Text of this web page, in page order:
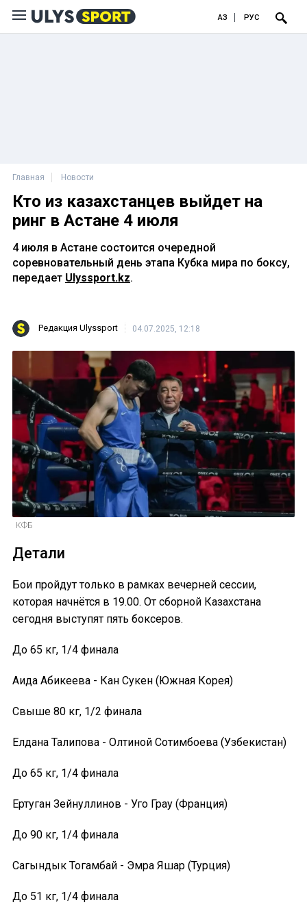
ҚАЗ РУС
Главная Новости
Кто из казахстанцев выйдет на
ринг в Астане 4 июля
4 июля в Астане состоится очередной
соревновательный день этапа Кубка мира по боксу,
передает Ulyssport.kz.
Редакция Ulyssport 04.07.2025, 12:18
КФБ
Детали
Бои пройдут только в рамках вечерней сессии,
которая начнётся в 19.00. От сборной Казахстана
сегодня выступят пять боксеров.
До 65 кг, 1/4 финала
Аида Абикеева - Кан Сукен (Южная Корея)
Свыше 80 кг, 1/2 финала
Елдана Талипова - Олтиной Сотимбоева (Узбекистан)
До 65 кг, 1/4 финала
Ертуган Зейнуллинов - Уго Грау (Франция)
До 90 кг, 1/4 финала
Сагындык Тогамбай - Эмра Яшар (Турция)
До 51 кг, 1/4 финала